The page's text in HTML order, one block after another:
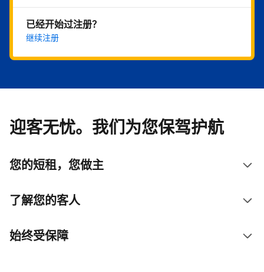
已经开始过注册？
继续注册
迎客无忧。我们为您保驾护航
您的短租，您做主
了解您的客人
始终受保障